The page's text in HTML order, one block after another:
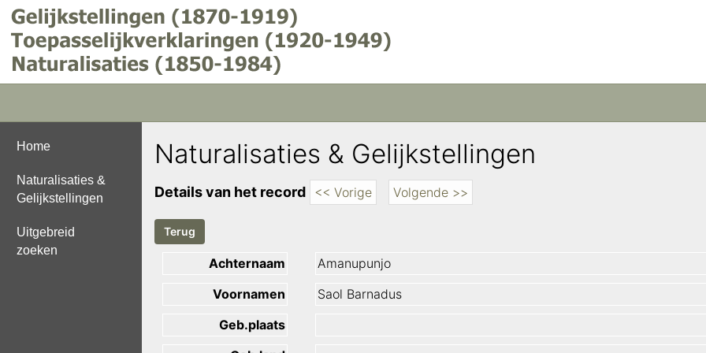
Home
Naturalisaties &
Gelijkstellingen
Uitgebreid
zoeken
Naturalisaties & Gelijkstellingen
Details van het record << Vorige Volgende >>
Achternaam
Amanupunjo
Voornamen
Saol Barnadus
Geb.plaats